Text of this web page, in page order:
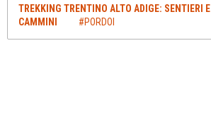
TREKKING TRENTINO ALTO ADIGE: SENTIERI E
CAMMINI
#PORDOI